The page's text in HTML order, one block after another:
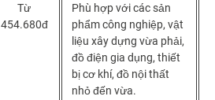
Từ
454.680đ
Phù hợp với các sản
phẩm công nghiệp, vật
liệu xây dựng vừa phải,
đồ điện gia dụng, thiết
bị cơ khí, đồ nội thất
nhỏ đến vừa.